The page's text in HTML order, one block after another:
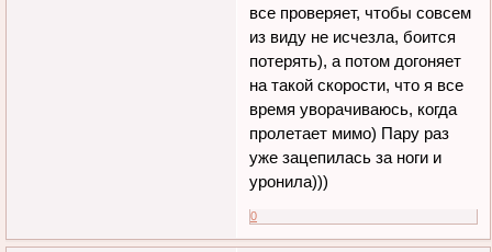
все проверяет, чтобы совсем
из виду не исчезла, боится
потерять), а потом догоняет
на такой скорости, что я все
время уворачиваюсь, когда
пролетает мимо) Пару раз
уже зацепилась за ноги и
уронила)))
0